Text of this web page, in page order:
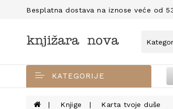
Besplatna dostava na iznose veće od
KATEGORIJE
Knjige Karta tvoje duše